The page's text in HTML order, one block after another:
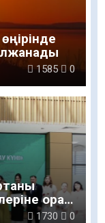
1585 0
орай
1730 0